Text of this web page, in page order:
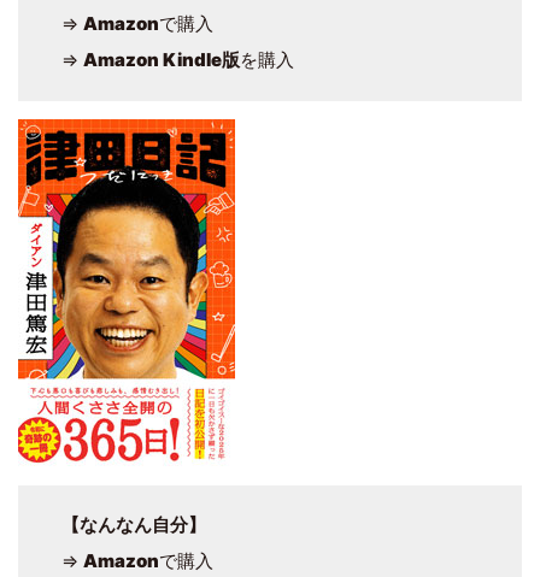
⇒ Amazonで購入
⇒ Amazon Kindle版を購入
【なんなん自分】
⇒ Amazonで購入